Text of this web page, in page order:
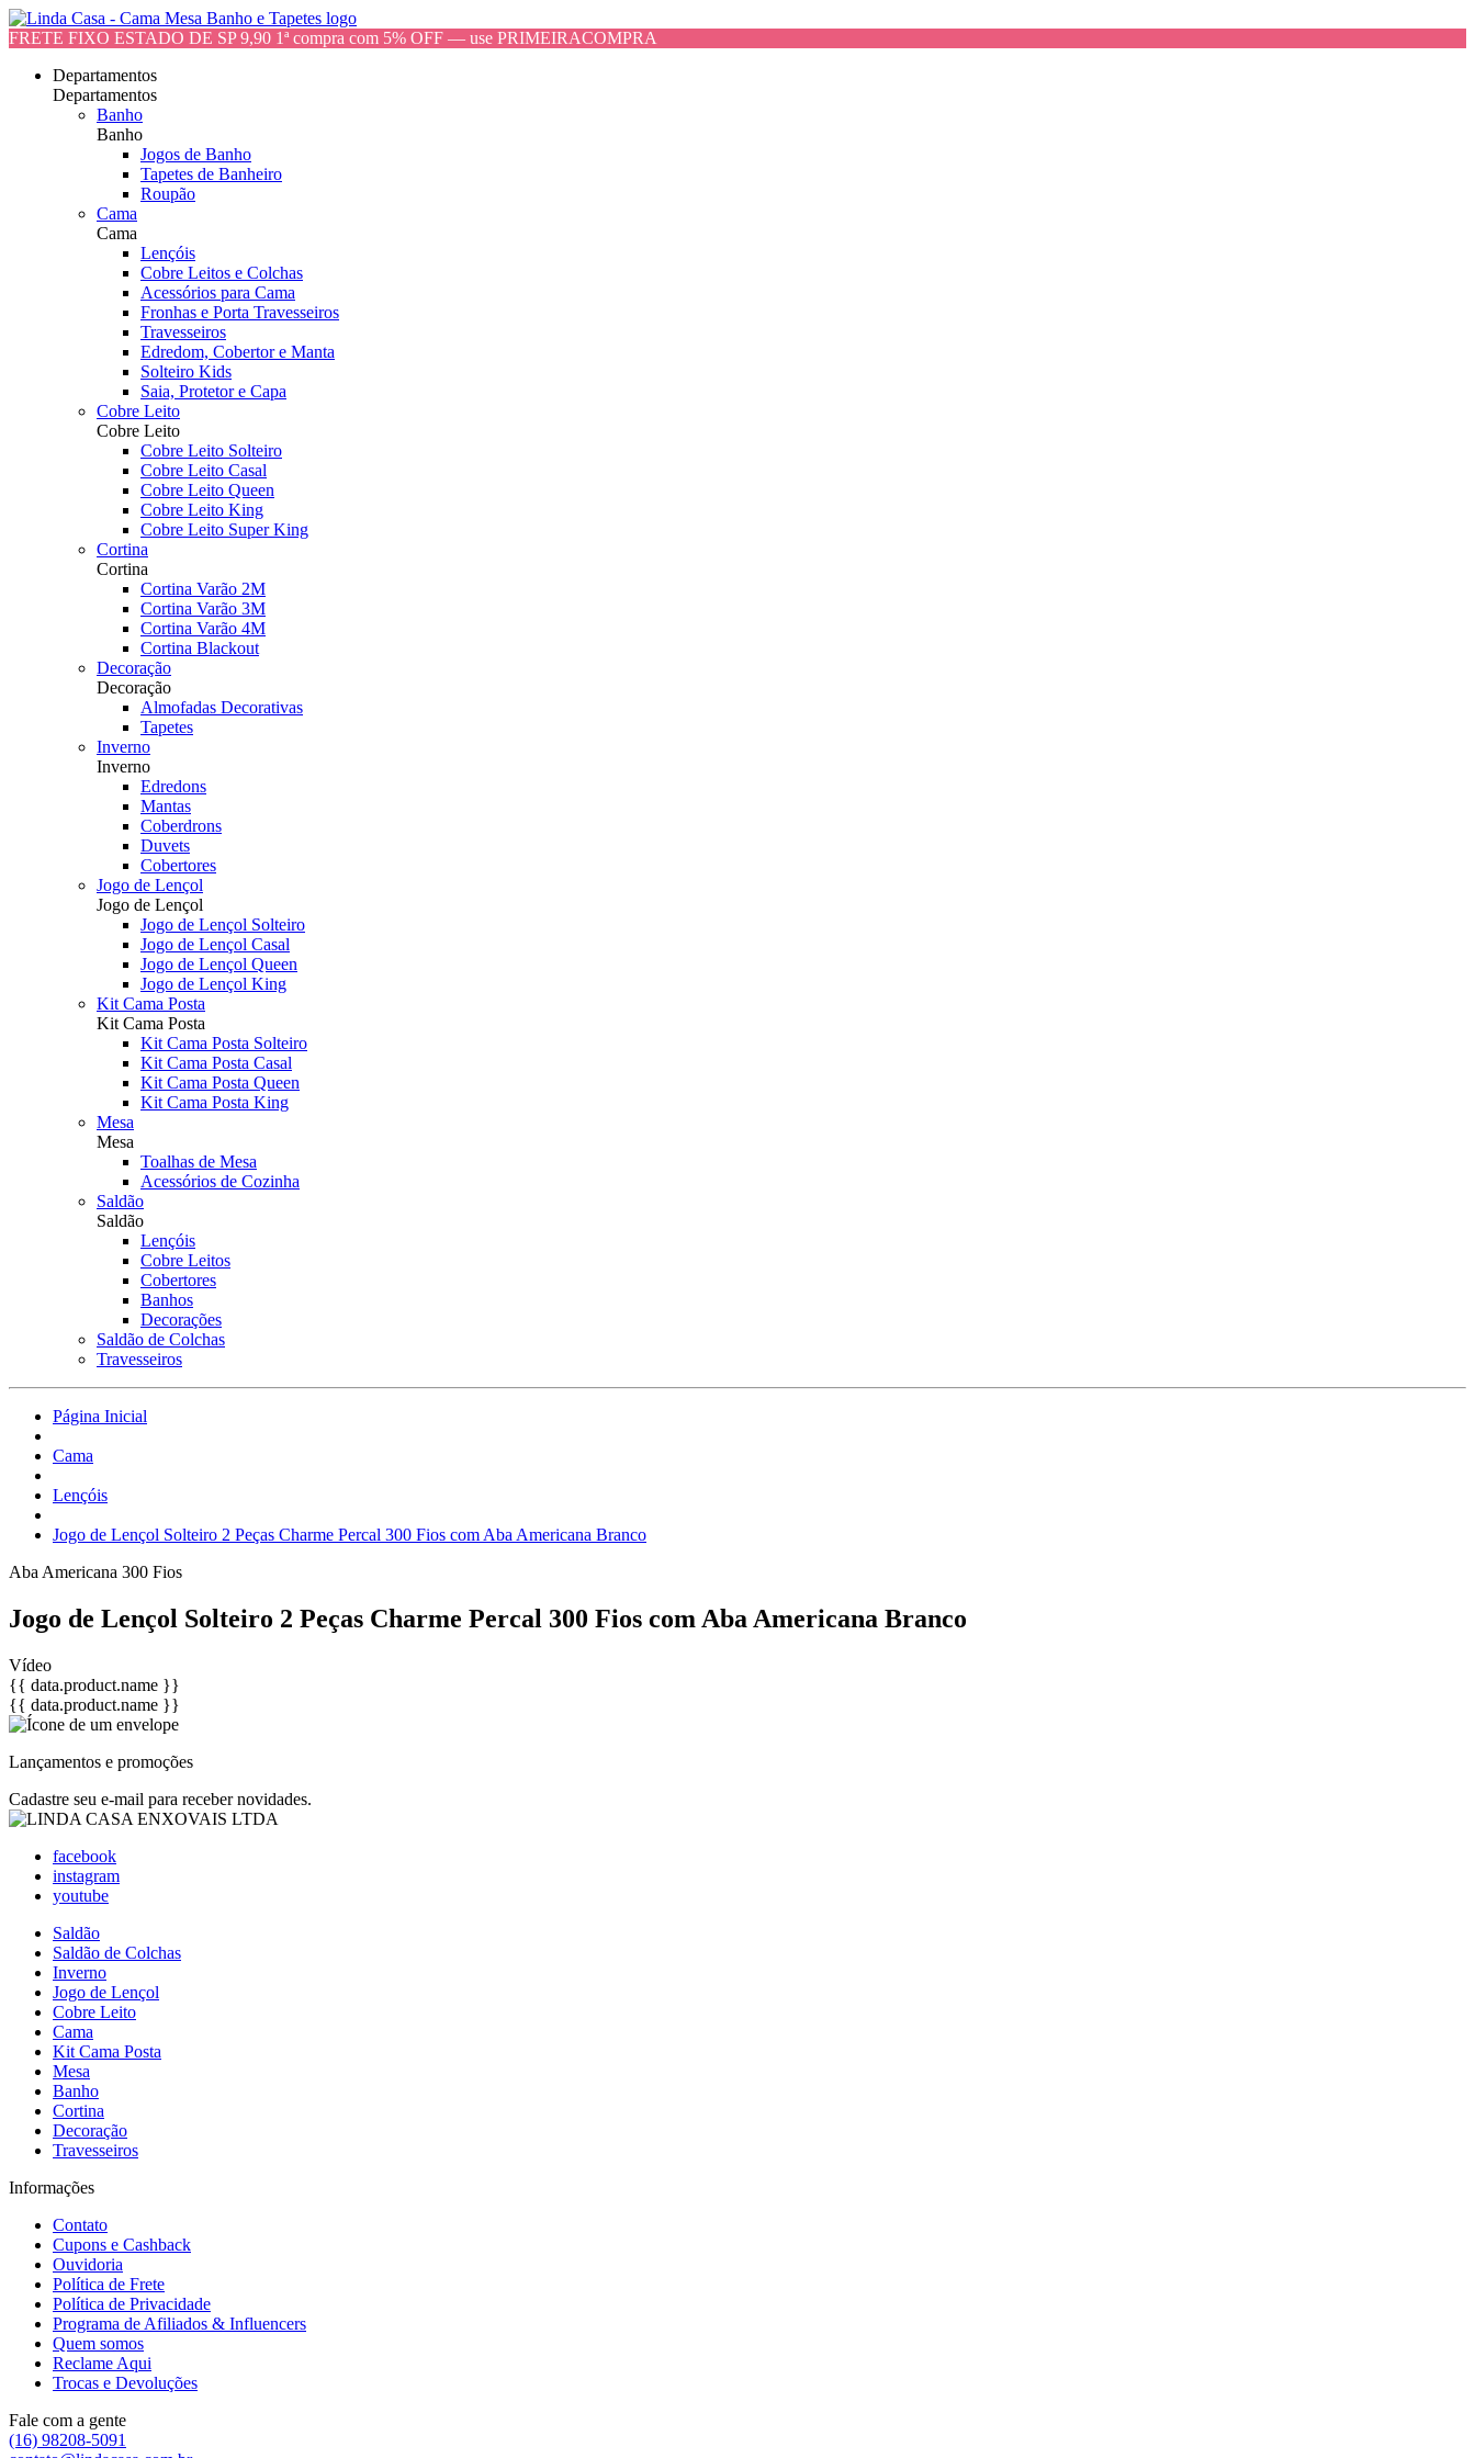
FRETE FIXO ESTADO DE SP 9,90 1ª compra com 5% OFF — use PRIMEIRACOMPRA
Departamentos
Departamentos
Banho
Banho
Jogos de Banho
Tapetes de Banheiro
Roupão
Cama
Cama
Lençóis
Cobre Leitos e Colchas
Acessórios para Cama
Fronhas e Porta Travesseiros
Travesseiros
Edredom, Cobertor e Manta
Solteiro Kids
Saia, Protetor e Capa
Cobre Leito
Cobre Leito
Cobre Leito Solteiro
Cobre Leito Casal
Cobre Leito Queen
Cobre Leito King
Cobre Leito Super King
Cortina
Cortina
Cortina Varão 2M
Cortina Varão 3M
Cortina Varão 4M
Cortina Blackout
Decoração
Decoração
Almofadas Decorativas
Tapetes
Inverno
Inverno
Edredons
Mantas
Coberdrons
Duvets
Cobertores
Jogo de Lençol
Jogo de Lençol
Jogo de Lençol Solteiro
Jogo de Lençol Casal
Jogo de Lençol Queen
Jogo de Lençol King
Kit Cama Posta
Kit Cama Posta
Kit Cama Posta Solteiro
Kit Cama Posta Casal
Kit Cama Posta Queen
Kit Cama Posta King
Mesa
Mesa
Toalhas de Mesa
Acessórios de Cozinha
Saldão
Saldão
Lençóis
Cobre Leitos
Cobertores
Banhos
Decorações
Saldão de Colchas
Travesseiros
Página Inicial
Cama
Lençóis
Jogo de Lençol Solteiro 2 Peças Charme Percal 300 Fios com Aba Americana Branco
Aba Americana 300 Fios
Jogo de Lençol Solteiro 2 Peças Charme Percal 300 Fios com Aba Americana Branco
Vídeo
{{ data.product.name }}
{{ data.product.name }}
Lançamentos e promoções
Cadastre seu e-mail para receber novidades.
facebook
instagram
youtube
Saldão
Saldão de Colchas
Inverno
Jogo de Lençol
Cobre Leito
Cama
Kit Cama Posta
Mesa
Banho
Cortina
Decoração
Travesseiros
Informações
Contato
Cupons e Cashback
Ouvidoria
Política de Frete
Política de Privacidade
Programa de Afiliados & Influencers
Quem somos
Reclame Aqui
Trocas e Devoluções
Fale com a gente
(16) 98208-5091